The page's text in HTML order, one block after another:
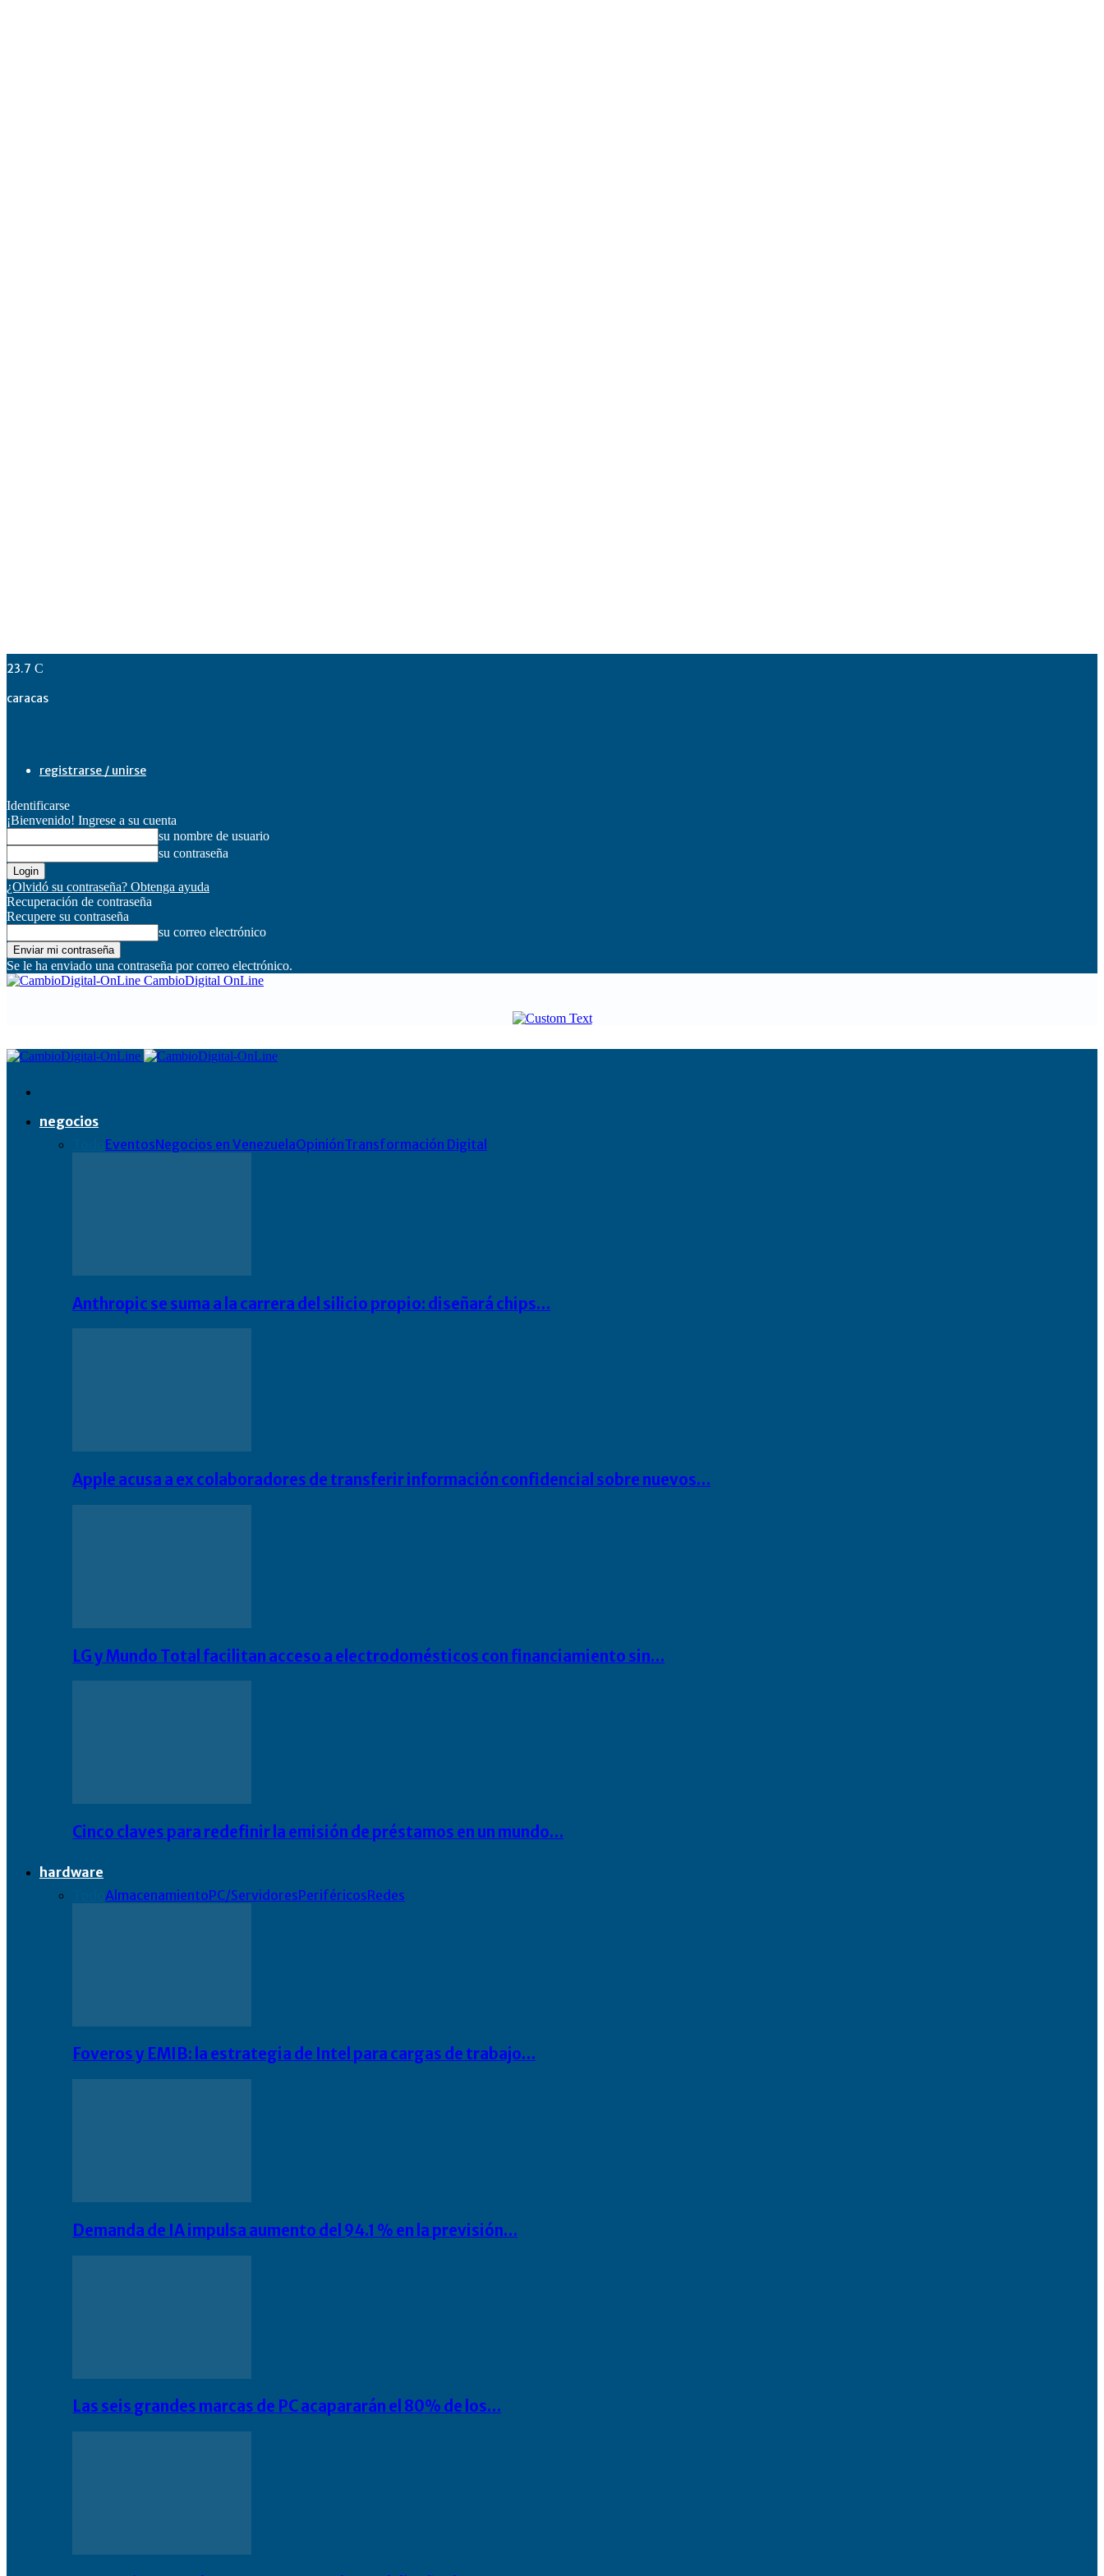
23.7 C
caracas
registrarse / unirse
Identificarse
¡Bienvenido! Ingrese a su cuenta
su nombre de usuario
su contraseña
¿Olvidó su contraseña? Obtenga ayuda
Recuperación de contraseña
Recupere su contraseña
su correo electrónico
Se le ha enviado una contraseña por correo electrónico.
CambioDigital OnLine
negocios
EventosNegocios en VenezuelaOpiniónTransformación Digital
Anthropic se suma a la carrera del silicio propio: diseñará chips…
Apple acusa a ex colaboradores de transferir información confidencial sobre nuevos…
LG y Mundo Total facilitan acceso a electrodomésticos con financiamiento sin…
Cinco claves para redefinir la emisión de préstamos en un mundo…
hardware
AlmacenamientoPC/ServidoresPeriféricosRedes
Foveros y EMIB: la estrategia de Intel para cargas de trabajo…
Demanda de IA impulsa aumento del 94.1 % en la previsión…
Las seis grandes marcas de PC acapararán el 80% de los…